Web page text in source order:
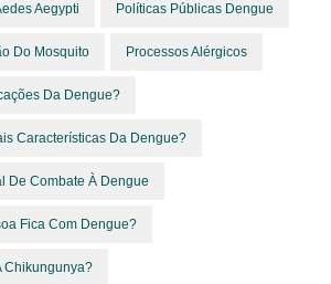
Aegypti Políticas Públicas Dengue
Do Mosquito Processos Alérgicos
Da Dengue?
Características Da Dengue?
De Combate À Dengue
Fica Com Dengue?
Chikungunya?